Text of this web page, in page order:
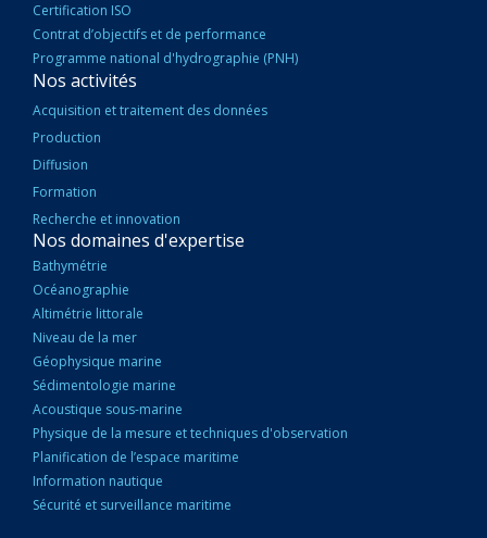
Certification ISO
Contrat d’objectifs et de performance
Programme national d'hydrographie (PNH)
Nos activités
Acquisition et traitement des données
Production
Diffusion
Formation
Recherche et innovation
Nos domaines d'expertise
Bathymétrie
Océanographie
Altimétrie littorale
Niveau de la mer
Géophysique marine
Sédimentologie marine
Acoustique sous-marine
Physique de la mesure et techniques d'observation
Planification de l’espace maritime
Information nautique
Sécurité et surveillance maritime